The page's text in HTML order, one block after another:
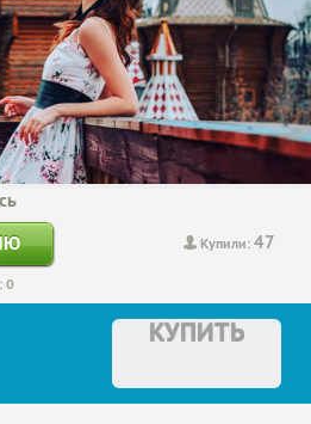
Купили:47
0
КУПИТЬ